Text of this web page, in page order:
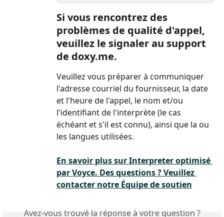
Si vous rencontrez des
problèmes de qualité d'appel,
veuillez le signaler au support
de doxy.me.
Veuillez vous préparer à communiquer
l'adresse courriel du fournisseur, la date
et l'heure de l'appel, le nom et/ou
l'identifiant de l'interprète (le cas
échéant et s'il est connu), ainsi que la ou
les langues utilisées.
En savoir plus sur Interpreter optimisé
par Voyce. Des questions ? Veuillez
contacter notre Équipe de soutien
Avez-vous trouvé la réponse à votre question ?